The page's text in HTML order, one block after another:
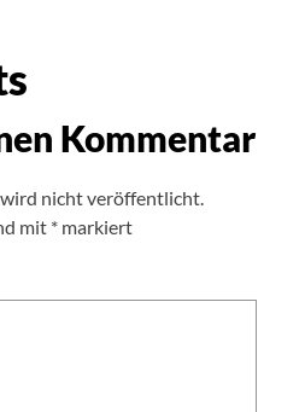
Kommentar
nicht veröffentlicht.
mit * markiert